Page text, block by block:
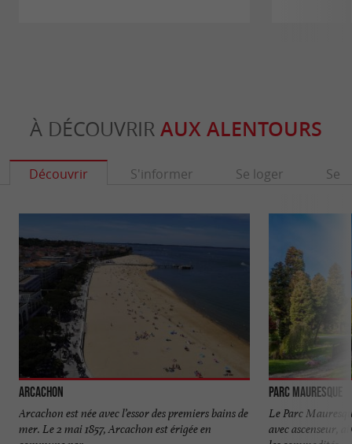
À DÉCOUVRIR AUX ALENTOURS
Découvrir S'informer Se loger Se
Arcachon
Arcachon est née avec l’essor des premiers bains de
mer. Le 2 mai 1857, Arcachon est érigée en
Parc Mauresque
Le Parc
avec ascenseur,